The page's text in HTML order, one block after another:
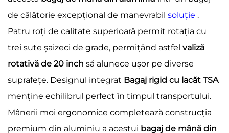
de călătorie excepțional de manevrabil soluție .
Patru roți de calitate superioară permit rotația cu
trei sute șaizeci de grade, permițând astfel valiză
rotativă de 20 inch să alunece ușor pe diverse
suprafețe. Designul integrat Bagaj rigid cu lacăt TSA
menține echilibrul perfect în timpul transportului.
Mânerii moi ergonomice completează construcția
premium din aluminiu a acestui bagaj de mână din